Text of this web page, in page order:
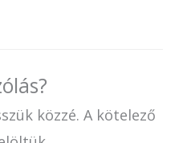
közzé. A kötelező